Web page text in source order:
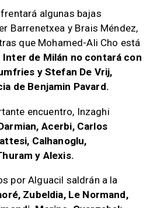
algunas bajas
Barrenetxea y Brais Méndez,
que Mohamed-Ali Cho está
Inter de Milán no contará con
y Stefan De Vrij,
de Benjamin Pavard.
encuentro, Inzaghi
Acerbi, Carlos
Calhanoglu,
y Alexis.
por Alguacil saldrán a la
Zubeldia, Le Normand,